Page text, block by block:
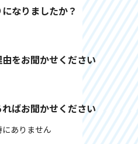
なりましたか？
をお聞かせください
ばお聞かせください
ありません